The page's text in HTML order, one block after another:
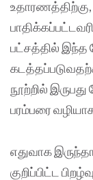
பட்சத்தில்
நூற்றில்
பரம்பரை
எதுவாக
குறிப்பிட்ட